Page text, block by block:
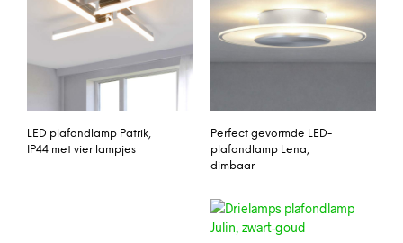
LED plafondlamp Patrik,
IP44 met vier lampjes
Perfect gevormde LED-
plafondlamp Lena,
dimbaar